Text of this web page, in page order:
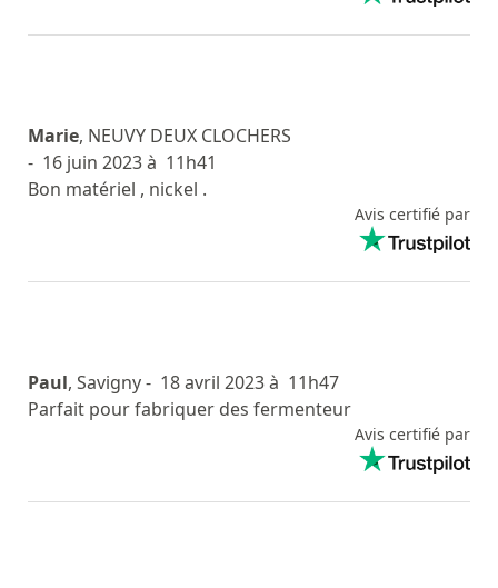
Marie, NEUVY DEUX CLOCHERS
- 16 juin 2023 à 11h41
Bon matériel , nickel .
Avis certifié par
Paul, Savigny- 18 avril 2023 à 11h47
Parfait pour fabriquer des fermenteur
Avis certifié par